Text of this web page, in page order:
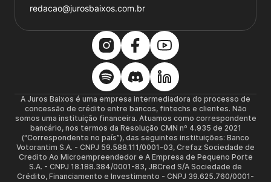
redacao@jurosbaixos.com.br
A Juros Baixos é uma empresa intermediadora do processo de
concessão de crédito entre bancos, fintechs e clientes. Não
somos uma instituição financeira. Atuamos como correspondente
bancário, nos termos da Resolução CMN nº 4.935 de 2021
(“Correspondente no país”), das seguintes instituições: Banco
Votorantim S.A. - CNPJ 59.588.111/0001-03, Crefaz Sociedade de
Credito Ao Microempreendedor e A Empresa de Pequeno Porte
S.A. - CNPJ 18.188.384/0001-83, JBCred S/A Sociedade de
Crédito, Financiamento e Investimento - CNPJ 39.625.760/0001-